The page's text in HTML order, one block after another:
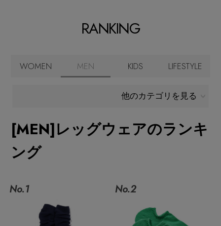
ブランド
最旬！トレンドワード
【SALE】メンズセール
MEN'S カットソー
アイテム一覧
いち早くお届けします。
ご登録はこちら
ご利用ガイド
RANKING
WOMEN MEN KIDS LIFESTYLE
他のカテゴリを見る
[MEN]レッグウェアのランキ
ング
No.1 No.2